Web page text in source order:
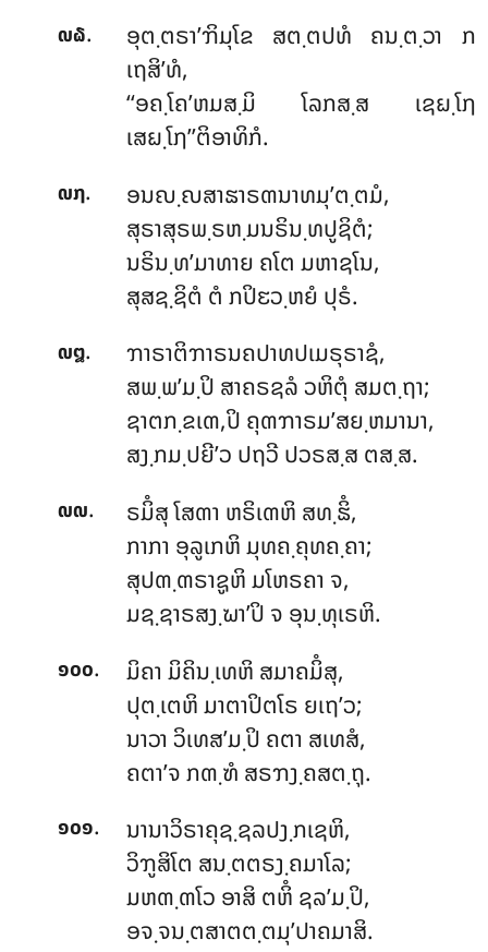
໙໖.
ອຸຕ຺ຕຣາ’ຠິມຸໂຂ ສຕ຺ຕປທໍ ຄນ຺ຕ຺ວາ ກ
ເຖສິ’ທໍ,
‘‘ອຄ຺ໂຄ’ຫມສ຺ມິ ໂລກສ຺ສ ເຊຏ຺ໂຐ
ເສຏ຺ໂຐ’’ຕິອາທິກໍ.
໙໗.
ອນຎ຺ຎສາຘາຣຓນາທມຸ’ຕ຺ຕມໍ,
ສຸຣາສຸຣພ຺ຣຫ຺ມນຣິນ຺ທປູຊິຕໍ;
ນຣິນ຺ທ’ມາທາຍ ຄໂຕ ມຫາຊໂນ,
ສຸສຊ຺ຊິຕໍ ຕໍ ກປິຬວ຺ຫຍໍ ປຸຣໍ.
໙໘.
ຠາຣາຕິຠາຣນຄປາທປເມຣຸຣາຊໍ,
ສພ຺ພ’ມ຺ປິ ສາຄຣຊລໍ ວຫິຕຸໍ ສມຕ຺ຖາ;
ຊາຕກ຺ຂເຓ,ປິ ຄຸຓຠາຣມ’ສຍ຺ຫມານາ,
ສງ຺ກມ຺ປຍີ’ວ ປຖວີ ປວຣສ຺ສ ຕສ຺ສ.
໙໙.
ຣມິໍສຸ ໂສຓາ ຫຣິເຓຫິ ສທ຺ຘິໍ,
ກາກາ ອຸລູເກຫິ ມຸທຄ຺ຄຸທຄ຺ຄາ;
ສຸປຓ຺ຓຣາຊູຫິ ມໂຫຣຄາ ຈ,
ມຊ຺ຊາຣສງ຺ຆາ’ປິ ຈ ອຸນ຺ທຸເຣຫິ.
໑໐໐.
ມິຄາ ມິຄິນ຺ເທຫິ ສມາຄມິໍສຸ,
ປຸຕ຺ເຕຫິ ມາຕາປິຕໂຣ ຍເຖ’ວ;
ນາວາ ວິເທສ’ມ຺ປິ ຄຕາ ສເທສໍ,
ຄຕາ’ຈ ກຓ຺ຑໍ ສຣຠງ຺ຄສຕ຺ຖຸ.
໑໐໑.
ນານາວິຣາຄຸຊ຺ຊລປງ຺ກເຊຫິ,
ວິຠູສິໂຕ ສນ຺ຕຕຣງ຺ຄມາໂລ;
ມຫຓ຺ຓໂວ ອາສິ ຕຫິໍ ຊລ’ມ຺ປິ,
ອຈ຺ຈນ຺ຕສາຕຕ຺ຕມຸ’ປາຄມາສິ.